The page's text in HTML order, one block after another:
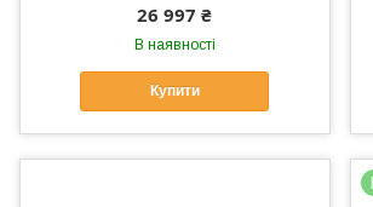
26 997 ₴
В наявності
Купити